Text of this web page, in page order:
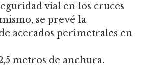
vial en los cruces
se prevé la
acerados perimetrales en
metros de anchura.